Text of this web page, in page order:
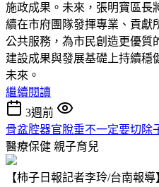
施政成果。未來，張明寶區長
續在市府團隊發揮專業、貢獻
公共服務，為市民創造更優質
建設成果與發展基礎上持續穩
未來。
繼續閱讀
3週前
骨盆腔器官脫垂不一定要切
醫療保健 親子育兒
【柿子日報記者李玲/台南報